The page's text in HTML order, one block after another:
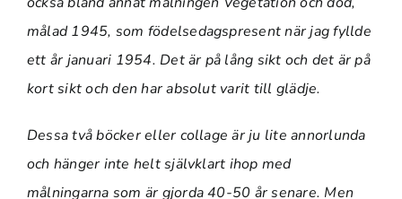
målad 1945, som födelsedagspresent när jag fyllde
ett år januari 1954. Det är på lång sikt och det är på
kort sikt och den har absolut varit till glädje.
Dessa två böcker eller collage är ju lite annorlunda
och hänger inte helt självklart ihop med
målningarna som är gjorda 40-50 år senare. Men